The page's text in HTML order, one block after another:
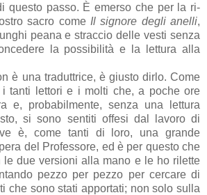
questo passo. È emerso che per la ri-
sacro come Il signore degli anelli,
peana e straccio delle vesti senza
la possibilità e la lettura alla
è una traduttrice, è giusto dirlo. Come
i tanti lettori e i molti che, a poche ore
e, probabilmente, senza una lettura
si sono sentiti offesi dal lavoro di
è, come tanti di loro, una grande
del Professore, ed è per questo che
le due versioni alla mano e le ho rilette
pezzo per pezzo per cercare di
che sono stati apportati; non solo sulla